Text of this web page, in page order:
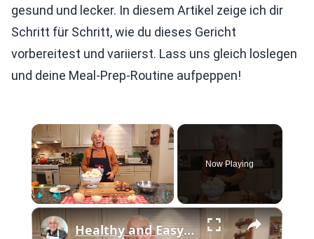
gesund und lecker. In diesem Artikel zeige ich dir
Schritt für Schritt, wie du dieses Gericht
vorbereitest und variierst. Lass uns gleich loslegen
und deine Meal-Prep-Routine aufpeppen!
×
Fullscreen
Now Playing
×
Healthy and Easy Cauliflower Rice Recipe | Low-Carb & Keto-Friendly